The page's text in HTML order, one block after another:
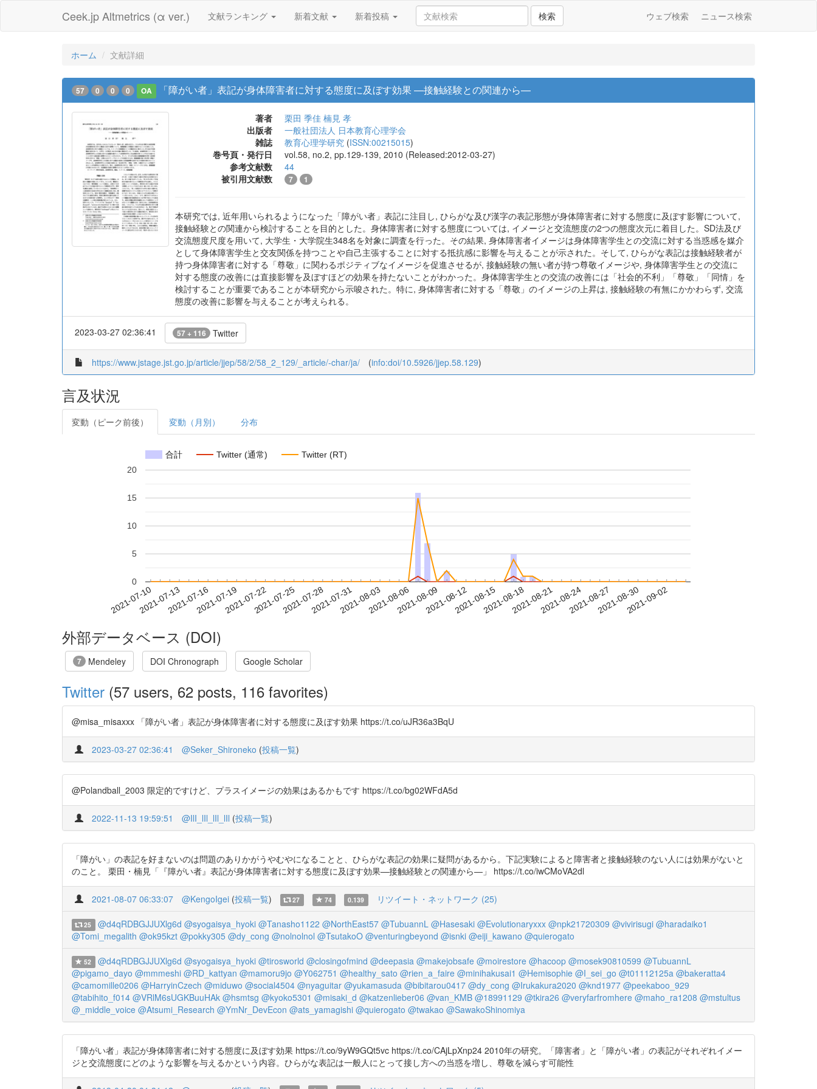
Ceek.jp Altmetrics (α ver.) 文献ランキング 新着文献 新着投稿 検索 ウェブ検索 ニュース検索
ホーム 文献詳細
57 0 0 0 OA 「障がい者」表記が身体障害者に対する態度に及ぼす効果 —接触経験との関連から—
著者 栗田 季佳 楠見 孝
出版者
一般社団法人 日本教育心理学会
雑誌
教育心理学研究 (ISSN:00215015)
巻号頁・発行日
vol.58, no.2, pp.129-139, 2010 (Released:2012-03-27)
参考文献数
44
被引用文献数
7 1
本研究では, 近年用いられるようになった「障がい者」表記に注目し, ひらがな及び漢字の表記形態が身体障害者に対する態度に及ぼす影響について,
接触経験との関連から検討することを目的とした。身体障害者に対する態度については, イメージと交流態度の2つの態度次元に着目した。SD法及び
交流態度尺度を用いて, 大学生・大学院生348名を対象に調査を行った。その結果, 身体障害者イメージは身体障害学生との交流に対する当惑感を媒介
として身体障害学生と交友関係を持つことや自己主張することに対する抵抗感に影響を与えることが示された。そして, ひらがな表記は接触経験者が
持つ身体障害者に対する「尊敬」に関わるポジティブなイメージを促進させるが, 接触経験の無い者が持つ尊敬イメージや, 身体障害学生との交流に
対する態度の改善には直接影響を及ぼすほどの効果を持たないことがわかった。身体障害学生との交流の改善には「社会的不利」「尊敬」「同情」を
検討することが重要であることが本研究から示唆された。特に, 身体障害者に対する「尊敬」のイメージの上昇は, 接触経験の有無にかかわらず, 交流
態度の改善に影響を与えることが考えられる。
2023-03-27 02:36:41 57 + 116 Twitter
https://www.jstage.jst.go.jp/article/jjep/58/2/58_2_129/_article/-char/ja/ (info:doi/10.5926/jjep.58.129)
言及状況
変動（ピーク前後） 変動（月別） 分布
合計 Twitter (通常) Twitter (RT)
2021-07-102021-07-132021-07-162021-07-192021-07-222021-07-252021-07-282021-07-312021-08-032021-08-062021-08-092021-08-122021-08-152021-08-182021-08-212021-08-242021-08-272021-08-302021-09-02
0
5
10
15
20
外部データベース (DOI)
7 Mendeley DOI Chronograph Google Scholar
Twitter (57 users, 62 posts, 116 favorites)
@misa_misaxxx 「障がい者」表記が身体障害者に対する態度に及ぼす効果 https://t.co/uJR36a3BqU
2023-03-27 02:36:41 @Seker_Shironeko (投稿一覧)
@Polandball_2003 限定的ですけど、プラスイメージの効果はあるかもです https://t.co/bg02WFdA5d
2022-11-13 19:59:51 @IlI_lIl_lIl_lIl (投稿一覧)
「障がい」の表記を好まないのは問題のありかがうやむやになることと、ひらがな表記の効果に疑問があるから。下記実験によると障害者と接触経験のない人には効果がないと
のこと。 栗田・楠見「『障がい者』表記が身体障害者に対する態度に及ぼす効果—接触経験との関連から—」 https://t.co/iwCMoVA2dl
2021-08-07 06:33:07 @KengoIgei (投稿一覧) 27 74 0.139 リツイート・ネットワーク (25)
25 @d4qRDBGJJUXlg6d @syogaisya_hyoki @Tanasho1122 @NorthEast57 @TubuannL @Hasesaki @Evolutionaryxxx @npk21720309 @vivirisugi @haradaiko1
@Tomi_megalith @ok95kzt @pokky305 @dy_cong @nolnolnol @TsutakoO @venturingbeyond @isnki @eiji_kawano @quierogato
52 @d4qRDBGJJUXlg6d @syogaisya_hyoki @tirosworld @closingofmind @deepasia @makejobsafe @moirestore @hacoop @mosek90810599 @TubuannL
@pigamo_dayo @mmmeshi @RD_kattyan @mamoru9jo @Y062751 @healthy_sato @rien_a_faire @minihakusai1 @Hemisophie @I_sei_go @t01112125a @bakeratta4
@camomille0206 @HarryinCzech @miduwo @social4504 @nyaguitar @yukamasuda @bibitarou0417 @dy_cong @Irukakura2020 @knd1977 @peekaboo_929
@tabihito_f014 @VRlM6sUGKBuuHAk @hsmtsg @kyoko5301 @misaki_d @katzenlieber06 @van_KMB @18991129 @tkira26 @veryfarfromhere @maho_ra1208 @mstultus
@_middle_voice @Atsumi_Research @YmNr_DevEcon @ats_yamagishi @quierogato @twakao @SawakoShinomiya
「障がい者」表記が身体障害者に対する態度に及ぼす効果 https://t.co/9yW9GQt5vc https://t.co/CAjLpXnp24 2010年の研究。「障害者」と「障がい者」の表記がそれぞれイメー
ジと交流態度にどのような影響を与えるかという内容。ひらがな表記は一般人にとって接し方への当惑を増し、尊敬を減らす可能性